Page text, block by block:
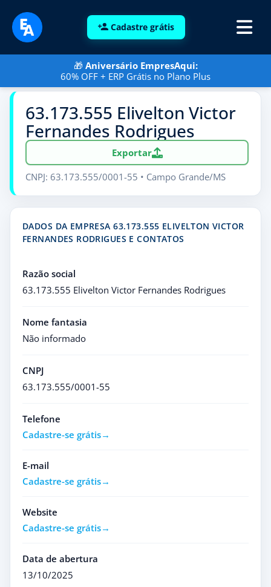
Cadastre grátis
🎁 Aniversário EmpresAqui:
60% OFF + ERP Grátis no Plano Plus
63.173.555 Elivelton Victor
Fernandes Rodrigues
Exportar
CNPJ: 63.173.555/0001-55 • Campo Grande/MS
DADOS DA EMPRESA 63.173.555 ELIVELTON VICTOR
FERNANDES RODRIGUES E CONTATOS
Razão social
63.173.555 Elivelton Victor Fernandes Rodrigues
Nome fantasia
Não informado
CNPJ
63.173.555/0001-55
Telefone
Cadastre-se grátis
E-mail
Cadastre-se grátis
Website
Cadastre-se grátis
Data de abertura
13/10/2025